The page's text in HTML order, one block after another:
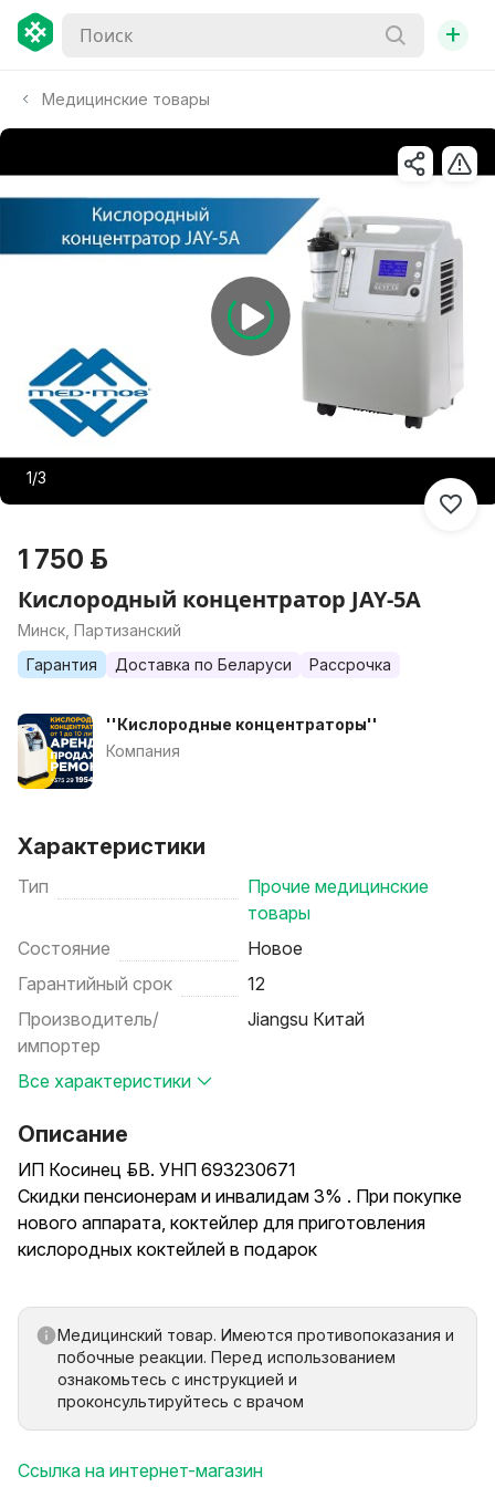
+
Медицинские товары
1/3
1 750 р.
Кислородный концентратор JAY-5A
Минск, Партизанский
Гарантия
Доставка по Беларуси Рассрочка
''Кислородные концентраторы''
Компания
Характеристики
Тип
Прочие медицинские
товары
Состояние
Новое
Гарантийный срок
12
Производитель/
импортер
Jiangsu Китай
Все характеристики
Описание
ИП Косинец Р.В. УНП 693230671
Скидки пенсионерам и инвалидам 3% . При покупке
нового аппарата, коктейлер для приготовления
кислородных коктейлей в подарок
Концентратор JАY 5л/мин.с выходом для ингаляции
Покупая кислородный концентратор Вы
приобретаете оборудование для здоровья, поэтому
анализ рынка необходим не только по ценам, но и по
документации + возможности качественного
технического обслуживания + расходных
материалов. Когда пропадёт необходимость в
Медицинский товар. Имеются противопоказания и
побочные реакции. Перед использованием
ознакомьтесь с инструкцией и
проконсультируйтесь с врачом
Ссылка на интернет-магазин